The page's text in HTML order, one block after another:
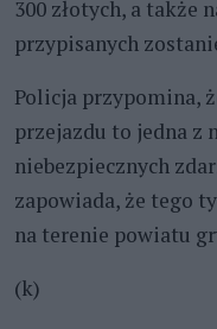
300 złotych, a także
przypisanych
Policja przypomina,
przejazdu to jedna z
niebezpiecznych
zapowiada, że tego
na terenie powiatu
(k)